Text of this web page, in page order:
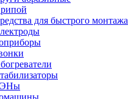
для быстрого монтажа